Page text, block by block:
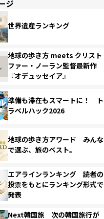
ジ
世界遺産ランキング
地球の歩き方 meets クリスト
ファー・ノーラン監督最新作
『オデュッセイア』
準備も滞在もスマートに！ ト
ラベルハック2026
地球の歩き方アワード みんな
で選ぶ、旅のベスト。
エアラインランキング 読者の
投票をもとにランキング形式で
発表
Next韓国旅 次の韓国旅行が